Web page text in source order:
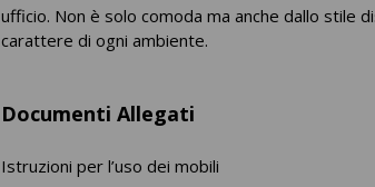
ufficio. Non è solo comoda ma anche dallo stile
carattere di ogni ambiente.
Documenti Allegati
Istruzioni per l’uso dei mobili